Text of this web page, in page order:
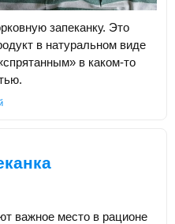
запеканку. Это
в натуральном виде
в каком-то
важное место в рационе